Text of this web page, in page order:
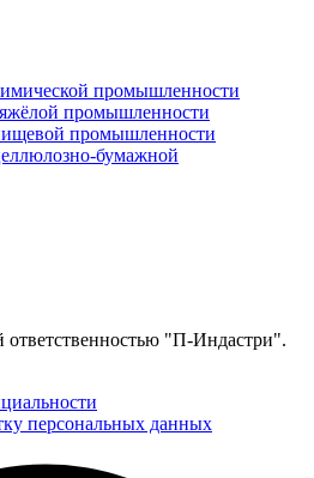
промышленности
промышленности
промышленности
бумажной
ответственностью "П-Индастри".
персональных данных